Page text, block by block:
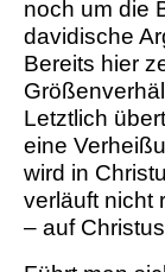
noch um die
davidische
Bereits hier
Letztlich
eine
wird in
verläuft nicht
– auf